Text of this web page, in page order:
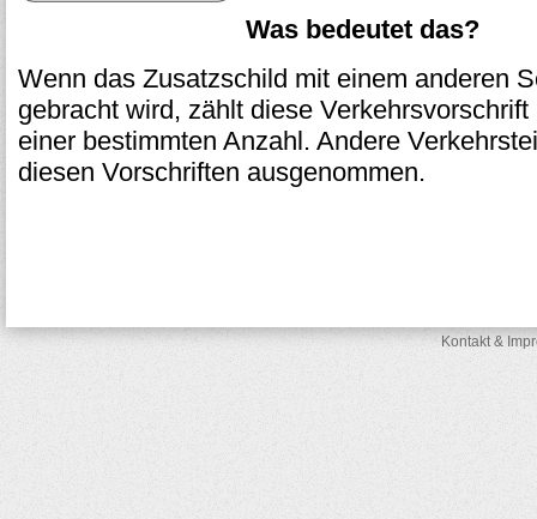
Was bedeutet das?
Wenn das Zusatzschild mit einem anderen
gebracht wird, zählt diese Verkehrsvorschrift
einer bestimmten Anzahl. Andere
diesen Vorschriften ausgenommen.
Kontakt &